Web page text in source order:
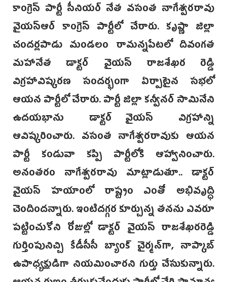
కాంగ్రెస్ పార్టీ సీనియర్ నేత వసంత నాగేశ్వరరావు
వైయస్ఆర్ కాంగ్రెస్‌ పార్టీలో చేరారు. కృష్ణా జిల్లా
చందర్లపాడు మండలం రామన్నపేటలో దివంగత
మహానేత డాక్టర్ వైయస్ రాజశేఖర రెడ్డి
విగ్రహావిష్కరణ సందర్భంగా ఏర్పాటైన సభలో
ఆయన పార్టీలో చేరారు. పార్టీ జిల్లా కన్వీనర్ సామినేని
ఉదయభాను డాక్టర్ వైయస్ విగ్రహాన్ని
ఆవిష్కరించారు. వసంత నాగేశ్వరరావుకు ఆయన
పార్టీ కండువా కప్పి పార్టీలోకి ఆహ్వానించారు.
అనంతరం నాగేశ్వరరావు మాట్లాడుతూ.. డాక్టర్
వైయస్ హయాంలో రాష్ట్రం ఎంతో అభివృద్ధి
చెందిందన్నారు. ఇంటిదగ్గర కూర్చున్న తనను ఎవరూ
పట్టించుకోని రోజుల్లో డాక్టర్ వైయస్ రాజశేఖరరెడ్డి
గుర్తింపునిచ్చి కేడీసీసీ బ్యాంక్ చైర్మన్‌గా, నాప్కాబ్
ఉపాధ్యక్షుడిగా నియమించారని గుర్తు చేసుకున్నారు.